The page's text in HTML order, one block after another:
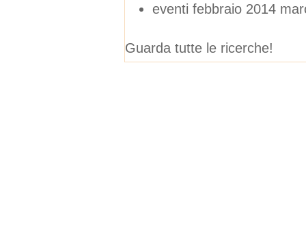
eventi febbraio 2014
Guarda tutte le ricerche!